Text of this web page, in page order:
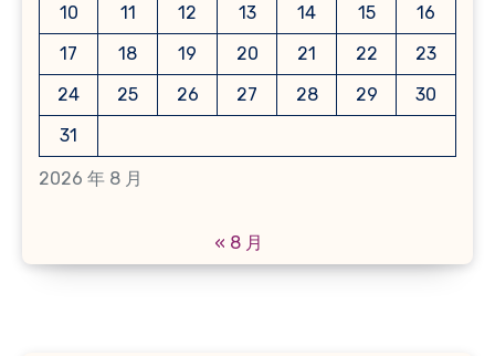
2026 年 8 月
10
11 12 13 14 15
16
17
18 19 20 21 22
23
24
25 26 27 28 29
30
31
« 8 月